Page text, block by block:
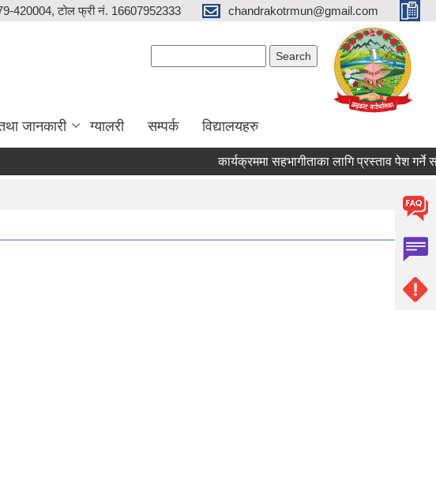
420004, टोल फ्री नं. 16607952333 chandrakotrmun@gmail.com
जानकारी ग्यालरी सम्पर्क विद्यालयहरु
कार्यक्रममा सहभागीताका लागि प्रस्ताव पेश गर्ने